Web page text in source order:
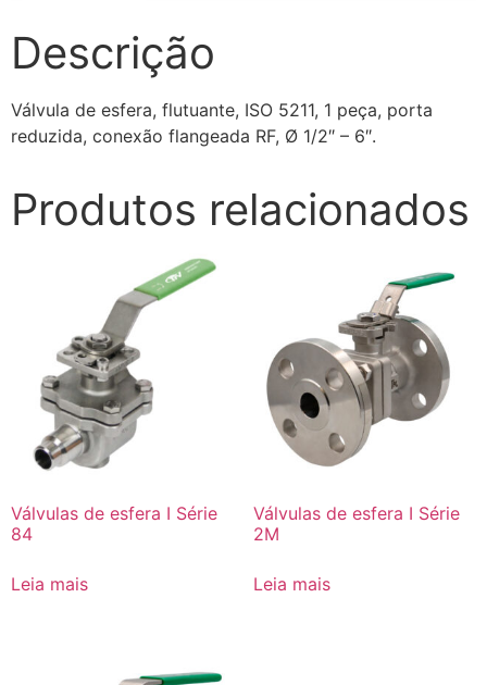
Descrição
Válvula de esfera, flutuante, ISO 5211, 1 peça, porta
reduzida, conexão flangeada RF, Ø 1/2″ – 6″.
Produtos relacionados
Válvulas de esfera I Série
84
Leia mais
Válvulas de esfera I Série
2M
Leia mais